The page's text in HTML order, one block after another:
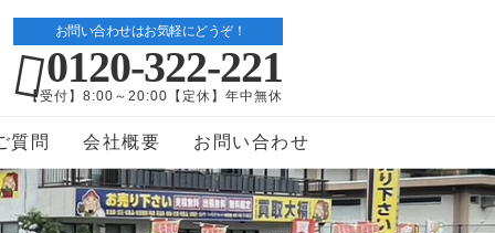
お問い合わせはお気軽にどうぞ！
0120-322-221
【受付】8:00～20:00【定休】年中無休
質問 会社概要 お問い合わせ